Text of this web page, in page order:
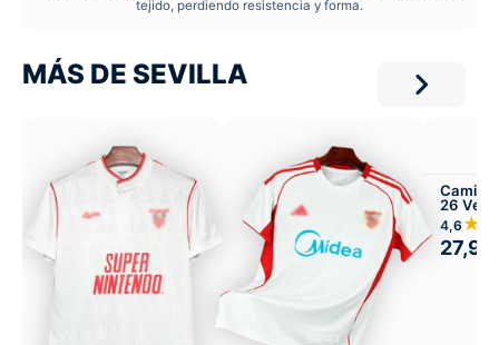
tejido, perdiendo resistencia y forma.
MÁS DE SEVILLA
26
Local
4,6
27,99